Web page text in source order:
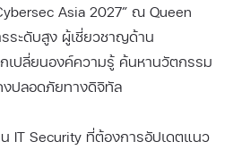
Asia 2027” ณ Queen
ระดับสูง ผู้เชี่ยวชาญด้าน
เปลี่ยนองค์ความรู้ ค้นหานวัตกรรม
งปลอดภัยทางดิจิทัล
IT Security ที่ต้องการอัปเดตแนว